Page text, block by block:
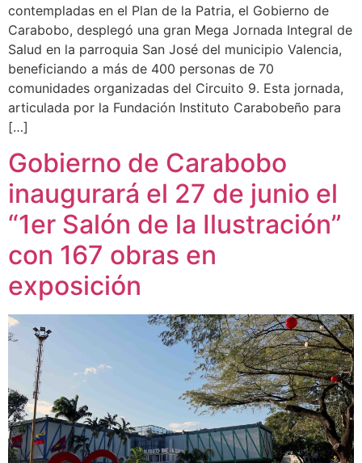
contempladas en el Plan de la Patria, el Gobierno de
Carabobo, desplegó una gran Mega Jornada Integral de
Salud en la parroquia San José del municipio Valencia,
beneficiando a más de 400 personas de 70
comunidades organizadas del Circuito 9. Esta jornada,
articulada por la Fundación Instituto Carabobeño para
[…]
Gobierno de Carabobo
inaugurará el 27 de junio el
“1er Salón de la Ilustración”
con 167 obras en
exposición